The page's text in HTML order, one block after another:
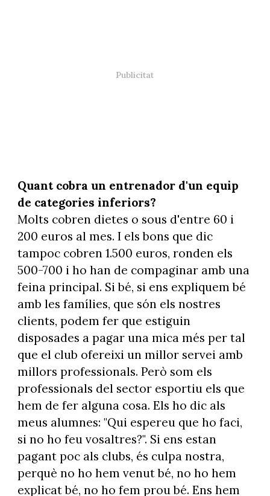
Quant cobra un entrenador d'un equip
de categories inferiors?
Molts cobren dietes o sous d'entre 60 i
200 euros al mes. I els bons que dic
tampoc cobren 1.500 euros, ronden els
500-700 i ho han de compaginar amb una
feina principal. Si bé, si ens expliquem bé
amb les famílies, que són els nostres
clients, podem fer que estiguin
disposades a pagar una mica més per tal
que el club ofereixi un millor servei amb
millors professionals. Però som els
professionals del sector esportiu els que
hem de fer alguna cosa. Els ho dic als
meus alumnes: "Qui espereu que ho faci,
si no ho feu vosaltres?". Si ens estan
pagant poc als clubs, és culpa nostra,
perquè no ho hem venut bé, no ho hem
explicat bé, no ho fem prou bé. Ens hem